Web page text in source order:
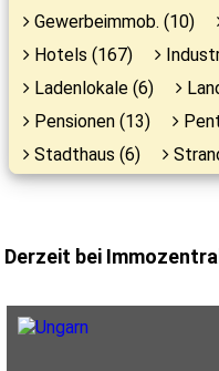
Gewerbeimmob. (10)
Hotels (167)
Ladenlokale (6)
Pensionen (13)
Stadthaus (6)
Derzeit bei